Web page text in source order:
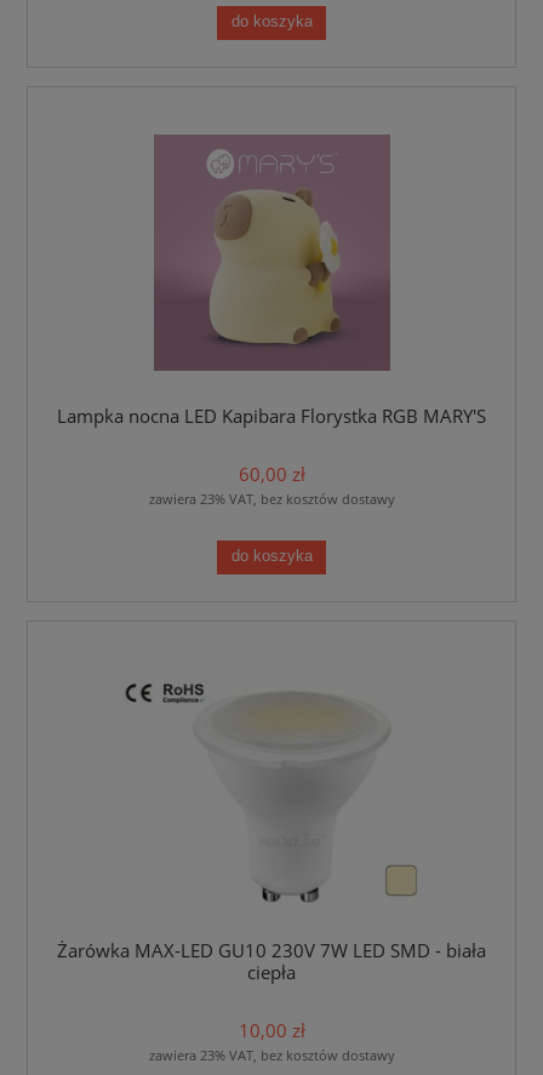
do koszyka
Lampka nocna LED Kapibara Florystka RGB MARY'S
60,00 zł
zawiera 23% VAT, bez kosztów dostawy
do koszyka
Żarówka MAX-LED GU10 230V 7W LED SMD - biała
ciepła
10,00 zł
zawiera 23% VAT, bez kosztów dostawy